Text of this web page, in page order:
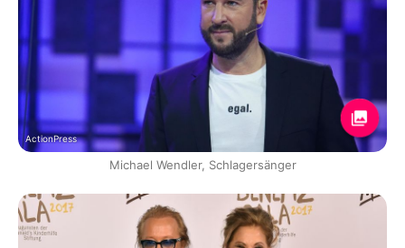
ActionPress
Michael Wendler, Schlagersänger